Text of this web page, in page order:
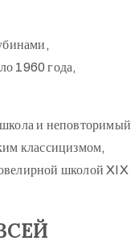
1960 года,
и неповторимый
классицизмом,
школой XIX